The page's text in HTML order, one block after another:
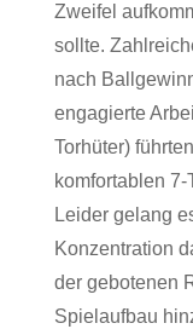
Zweifel
sollte.
nach
engagierte
Torhüter)
komfortablen 7-
Leider gelang
Konzentration
der gebotenen
Spielaufbau